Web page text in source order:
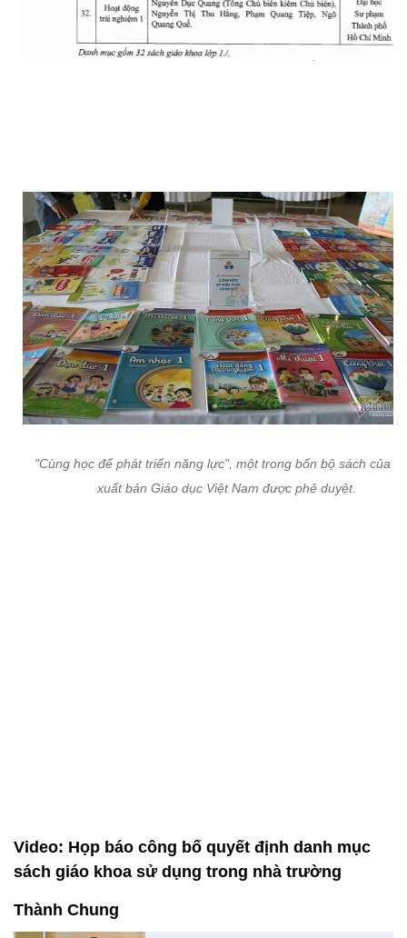
"Cùng học để phát triển năng lực", một trong bốn bộ sách của
xuất bản Giáo dục Việt Nam được phê duyệt.
Video: Họp báo công bố quyết định danh mục
sách giáo khoa sử dụng trong nhà trường
Thành Chung